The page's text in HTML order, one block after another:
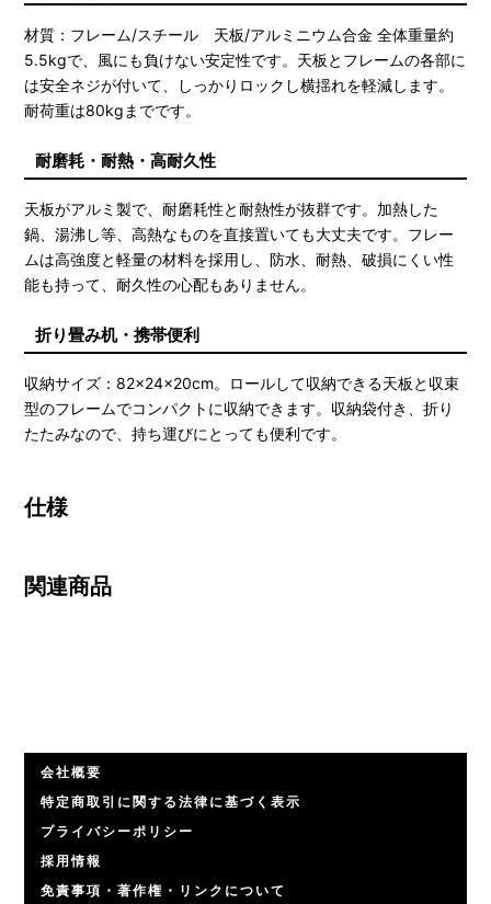
材質：フレーム/スチール 天板/アルミニウム合金 全体重量約
5.5kgで、風にも負けない安定性です。天板とフレームの各部に
は安全ネジが付いて、しっかりロックし横揺れを軽減します。
耐荷重は80kgまでです。
耐磨耗・耐熱・高耐久性
天板がアルミ製で、耐磨耗性と耐熱性が抜群です。加熱した
鍋、湯沸し等、高熱なものを直接置いても大丈夫です。フレー
ムは高強度と軽量の材料を採用し、防水、耐熱、破損にくい性
能も持って、耐久性の心配もありません。
折り畳み机・携帯便利
収納サイズ：82×24×20cm。ロールして収納できる天板と収束
型のフレームでコンパクトに収納できます。収納袋付き、折り
たたみなので、持ち運びにとっても便利です。
仕様
関連商品
会社概要
特定商取引に関する法律に基づく表示
プライバシーポリシー
採用情報
免責事項・著作権・リンクについて